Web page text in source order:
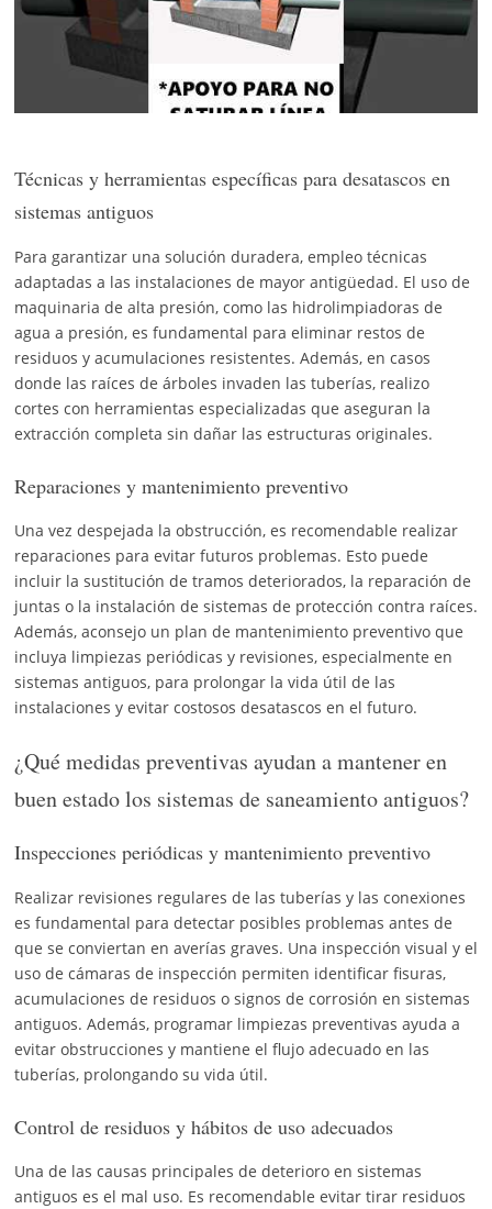
Técnicas y herramientas específicas para desatascos en
sistemas antiguos
Para garantizar una solución duradera, empleo técnicas
adaptadas a las instalaciones de mayor antigüedad. El uso de
maquinaria de alta presión, como las hidrolimpiadoras de
agua a presión, es fundamental para eliminar restos de
residuos y acumulaciones resistentes. Además, en casos
donde las raíces de árboles invaden las tuberías, realizo
cortes con herramientas especializadas que aseguran la
extracción completa sin dañar las estructuras originales.
Reparaciones y mantenimiento preventivo
Una vez despejada la obstrucción, es recomendable realizar
reparaciones para evitar futuros problemas. Esto puede
incluir la sustitución de tramos deteriorados, la reparación de
juntas o la instalación de sistemas de protección contra raíces.
Además, aconsejo un plan de mantenimiento preventivo que
incluya limpiezas periódicas y revisiones, especialmente en
sistemas antiguos, para prolongar la vida útil de las
instalaciones y evitar costosos desatascos en el futuro.
¿Qué medidas preventivas ayudan a mantener en
buen estado los sistemas de saneamiento antiguos?
Inspecciones periódicas y mantenimiento preventivo
Realizar revisiones regulares de las tuberías y las conexiones
es fundamental para detectar posibles problemas antes de
que se conviertan en averías graves. Una inspección visual y el
uso de cámaras de inspección permiten identificar fisuras,
acumulaciones de residuos o signos de corrosión en sistemas
antiguos. Además, programar limpiezas preventivas ayuda a
evitar obstrucciones y mantiene el flujo adecuado en las
tuberías, prolongando su vida útil.
Control de residuos y hábitos de uso adecuados
Una de las causas principales de deterioro en sistemas
antiguos es el mal uso. Es recomendable evitar tirar residuos